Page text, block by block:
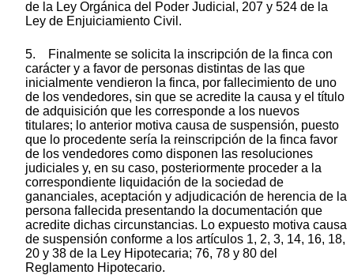
de la Ley Orgánica del Poder Judicial, 207 y 524 de la
Ley de Enjuiciamiento Civil.
5. Finalmente se solicita la inscripción de la finca con
carácter y a favor de personas distintas de las que
inicialmente vendieron la finca, por fallecimiento de uno
de los vendedores, sin que se acredite la causa y el título
de adquisición que les corresponde a los nuevos
titulares; lo anterior motiva causa de suspensión, puesto
que lo procedente sería la reinscripción de la finca favor
de los vendedores como disponen las resoluciones
judiciales y, en su caso, posteriormente proceder a la
correspondiente liquidación de la sociedad de
gananciales, aceptación y adjudicación de herencia de la
persona fallecida presentando la documentación que
acredite dichas circunstancias. Lo expuesto motiva causa
de suspensión conforme a los artículos 1, 2, 3, 14, 16, 18,
20 y 38 de la Ley Hipotecaria; 76, 78 y 80 del
Reglamento Hipotecario.